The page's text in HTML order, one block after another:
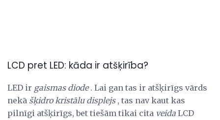
LCD pret LED: kāda ir atšķirība?
LED ir gaismas diode. Lai gan tas ir atšķirīgs vārds
nekā šķidro kristālu displejs, tas nav kaut kas
pilnīgi atšķirīgs, bet tiešām tikai cita veida LCD